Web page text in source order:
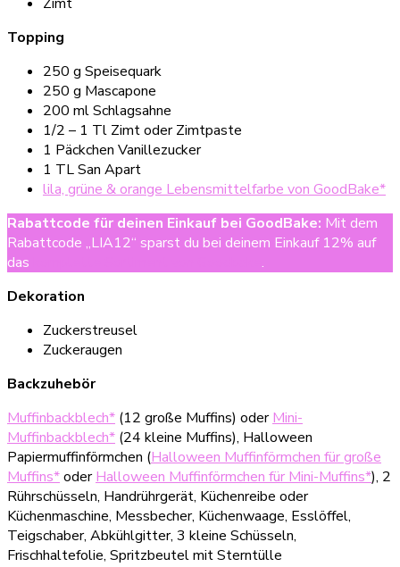
Zimt
Topping
250 g Speisequark
250 g Mascapone
200 ml Schlagsahne
1/2 – 1 Tl Zimt oder Zimtpaste
1 Päckchen Vanillezucker
1 TL San Apart
lila, grüne & orange Lebensmittelfarbe von GoodBake*
Rabattcode für deinen Einkauf bei GoodBake: Mit dem
Rabattcode „LIA12“ sparst du bei deinem Einkauf 12% auf
das
.
Dekoration
Zuckerstreusel
Zuckeraugen
Backzuhebör
Muffinbackblech* (12 große Muffins) oderMini-
Muffinbackblech* (24 kleine Muffins), Halloween
Papiermuffinförmchen (Halloween Muffinförmchen für große
Muffins*oderHalloween Muffinförmchen für Mini-Muffins*), 2
Rührschüsseln, Handrührgerät, Küchenreibe oder
Küchenmaschine, Messbecher, Küchenwaage, Esslöffel,
Teigschaber, Abkühlgitter, 3 kleine Schüsseln,
Frischhaltefolie, Spritzbeutel mit Sterntülle